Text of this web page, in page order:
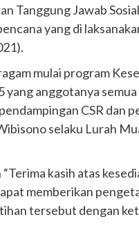
Tanggung Jawab Sosial
yang di
mulai program
anggotanya semua
CSR dan
selaku Lurah
kasih atas
memberikan
tersebut dengan